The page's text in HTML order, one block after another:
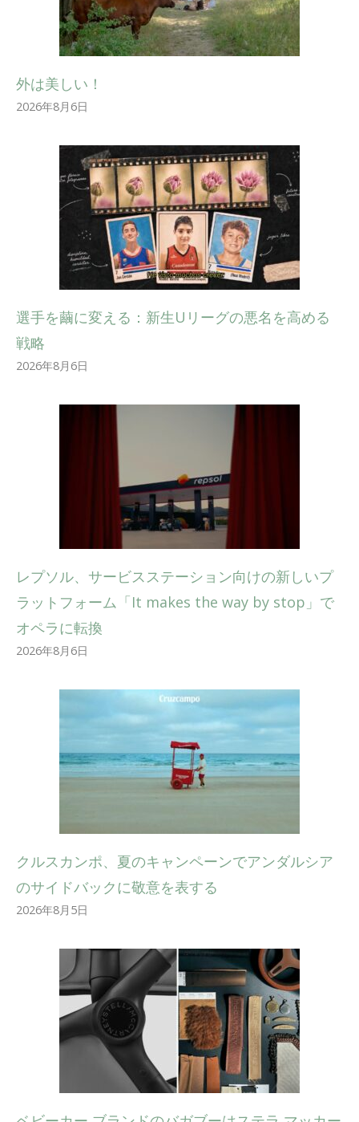
外は美しい！
2026年8月6日
選手を繭に変える：新生Uリーグの悪名を高める
戦略
2026年8月6日
レプソル、サービスステーション向けの新しいプ
ラットフォーム「It makes the way by stop」で
オペラに転換
2026年8月6日
クルスカンポ、夏のキャンペーンでアンダルシア
のサイドバックに敬意を表する
2026年8月5日